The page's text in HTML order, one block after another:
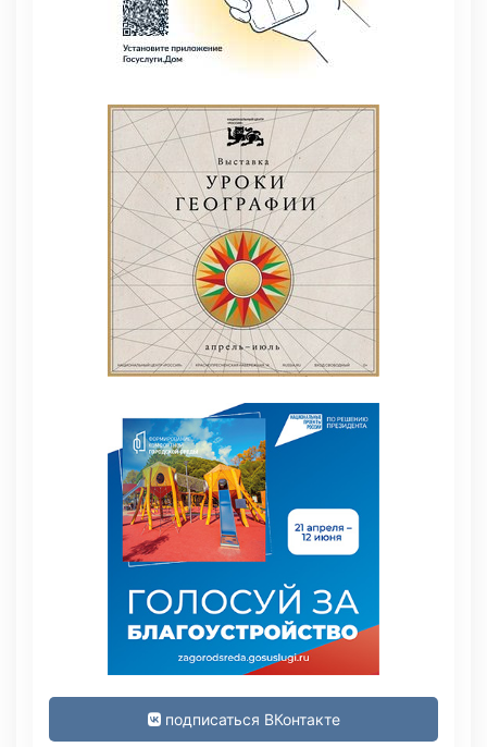
подписаться ВКонтакте